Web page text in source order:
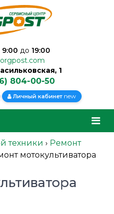
9:00 до 19:00
1
804-00-50
Личный кабинет new
техники › Ремонт
мотокультиватора